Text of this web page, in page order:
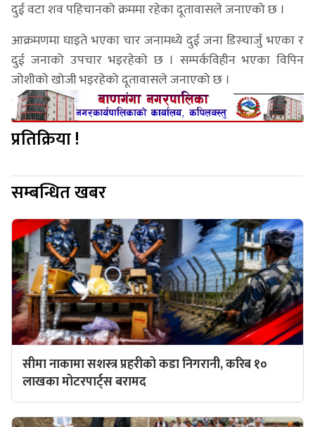
दुई वटा शव पहिचानको क्रममा रहेका दूतावासले जनाएको छ ।
आक्रमणमा घाइते भएका चार जनामध्ये दुई जना डिस्चार्जु भएका र
दुई जनाको उपचार भइरहेको छ । सम्पर्कविहीन भएका विपिन
जोशीको खोजी भइरहेको दूतावासले जनाएको छ ।
प्रतिक्रिया !
सम्बन्धित खबर
सीमा नाकामा सशस्त्र प्रहरीको कडा निगरानी, करिब १०
लाखका मोटरपार्ट्स बरामद